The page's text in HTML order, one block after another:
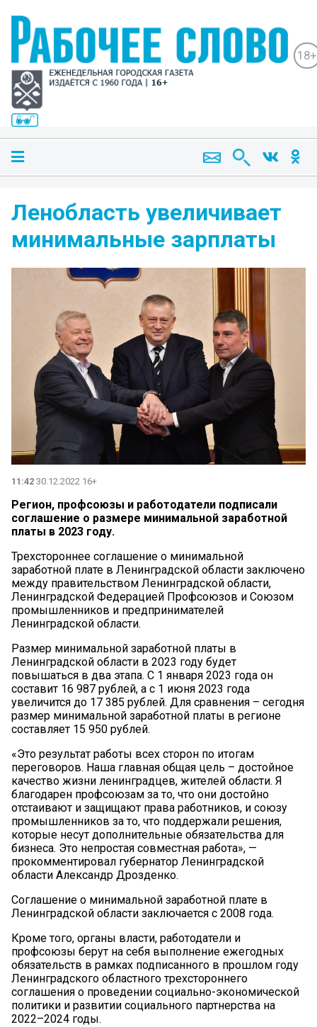
18+
Ленобласть увеличивает
минимальные зарплаты
11:42 30.12.2022 16+
Регион, профсоюзы и работодатели подписали
соглашение о размере минимальной заработной
платы в 2023 году.
Трехстороннее соглашение о минимальной
заработной плате в Ленинградской области заключено
между правительством Ленинградской области,
Ленинградской Федерацией Профсоюзов и Союзом
промышленников и предпринимателей
Ленинградской области.
Размер минимальной заработной платы в
Ленинградской области в 2023 году будет
повышаться в два этапа. С 1 января 2023 года он
составит 16 987 рублей, а с 1 июня 2023 года
увеличится до 17 385 рублей. Для сравнения – сегодня
размер минимальной заработной платы в регионе
составляет 15 950 рублей.
«Это результат работы всех сторон по итогам
переговоров. Наша главная общая цель – достойное
качество жизни ленинградцев, жителей области. Я
благодарен профсоюзам за то, что они достойно
отстаивают и защищают права работников, и союзу
промышленников за то, что поддержали решения,
которые несут дополнительные обязательства для
бизнеса. Это непростая совместная работа», —
прокомментировал губернатор Ленинградской
области Александр Дрозденко.
Соглашение о минимальной заработной плате в
Ленинградской области заключается с 2008 года.
Кроме того, органы власти, работодатели и
профсоюзы берут на себя выполнение ежегодных
обязательств в рамках подписанного в прошлом году
Ленинградского областного трехстороннего
соглашения о проведении социально-экономической
политики и развитии социального партнерства на
2022–2024 годы.